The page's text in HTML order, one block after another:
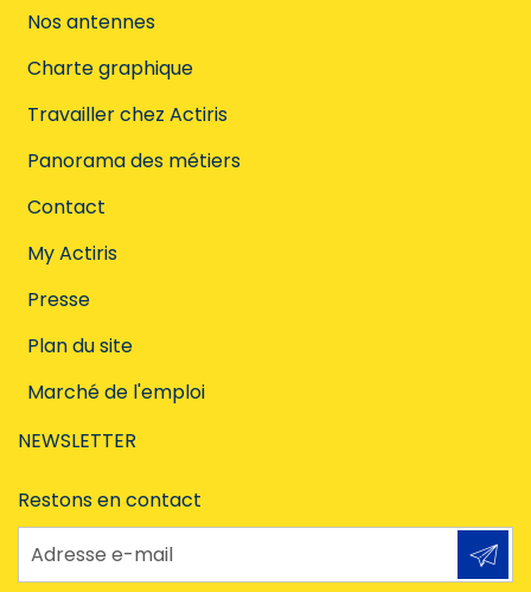
Nos antennes
Charte graphique
Travailler chez Actiris
Panorama des métiers
Contact
My Actiris
Presse
Plan du site
Marché de l'emploi
NEWSLETTER
Restons en contact
Adresse e-mail